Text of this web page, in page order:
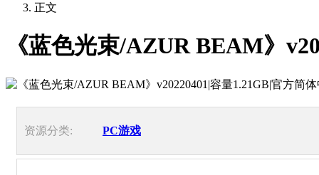
正文
《蓝色光束/AZUR BEAM》
资源分类: PC游戏